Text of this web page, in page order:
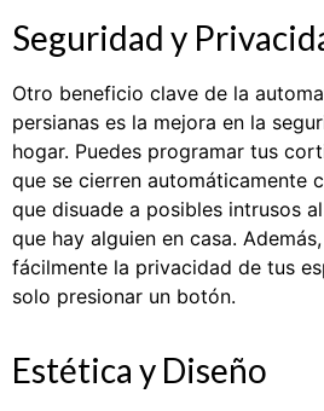
Seguridad y
Otro beneficio clave de la
persianas es la mejora en la
hogar. Puedes programar tus
que se cierren automáticamente
que disuade a posibles intrusos
que hay alguien en casa.
fácilmente la privacidad de tus
solo presionar un botón.
Estética y Diseño